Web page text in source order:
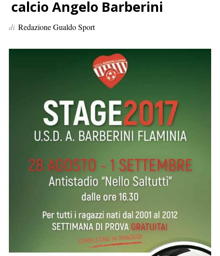
e
r
calcio Angelo Barberini
di Redazione Gualdo Sport